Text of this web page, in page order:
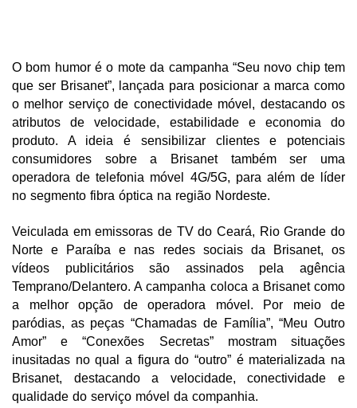
O bom humor é o mote da campanha “Seu novo chip tem
que ser Brisanet”, lançada para posicionar a marca como
o melhor serviço de conectividade móvel, destacando os
atributos de velocidade, estabilidade e economia do
produto. A ideia é sensibilizar clientes e potenciais
consumidores sobre a Brisanet também ser uma
operadora de telefonia móvel 4G/5G, para além de líder
no segmento fibra óptica na região Nordeste.
Veiculada em emissoras de TV do Ceará, Rio Grande do
Norte e Paraíba e nas redes sociais da Brisanet, os
vídeos publicitários são assinados pela agência
Temprano/Delantero. A campanha coloca a Brisanet como
a melhor opção de operadora móvel. Por meio de
paródias, as peças “Chamadas de Família”, “Meu Outro
Amor” e “Conexões Secretas” mostram situações
inusitadas no qual a figura do “outro” é materializada na
Brisanet, destacando a velocidade, conectividade e
qualidade do serviço móvel da companhia.